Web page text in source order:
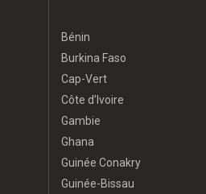
Bénin
Burkina Faso
Cap-Vert
Côte d’Ivoire
Gambie
Ghana
Guinée Conakry
Guinée-Bissau